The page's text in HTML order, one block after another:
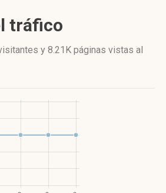
tráfico
y 8.21K páginas vistas al